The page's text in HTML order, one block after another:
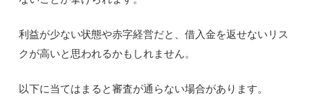
利益が少ない状態や赤字経営だと、借入金を返せないリス
クが高いと思われるかもしれません。
以下に当てはまると審査が通らない場合があります。